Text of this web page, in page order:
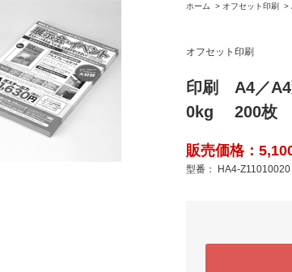
ホーム > オフセット印刷 >
オフセット印刷
印刷 A4／A4
0kg 200枚
販売価格：
型番： HA4-Z11010020